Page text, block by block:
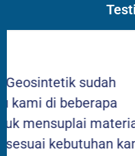
sudah
material
kami